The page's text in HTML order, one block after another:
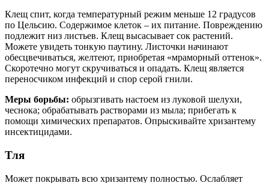
Клещ спит, когда температурный режим меньше 12 градусов
по Цельсию. Содержимое клеток – их питание. Повреждению
подлежит низ листьев. Клещ высасывает сок растений.
Можете увидеть тонкую паутину. Листочки начинают
обесцвечиваться, желтеют, приобретая «мраморный оттенок».
Скоротечно могут скручиваться и опадать. Клещ является
переносчиком инфекций и спор серой гнили.
Меры борьбы: обрызгивать настоем из луковой шелухи,
чеснока; обрабатывать растворами из мыла; прибегать к
помощи химических препаратов. Опрыскивайте хризантему
инсектицидами.
Тля
Может покрывать всю хризантему полностью. Ослабляет